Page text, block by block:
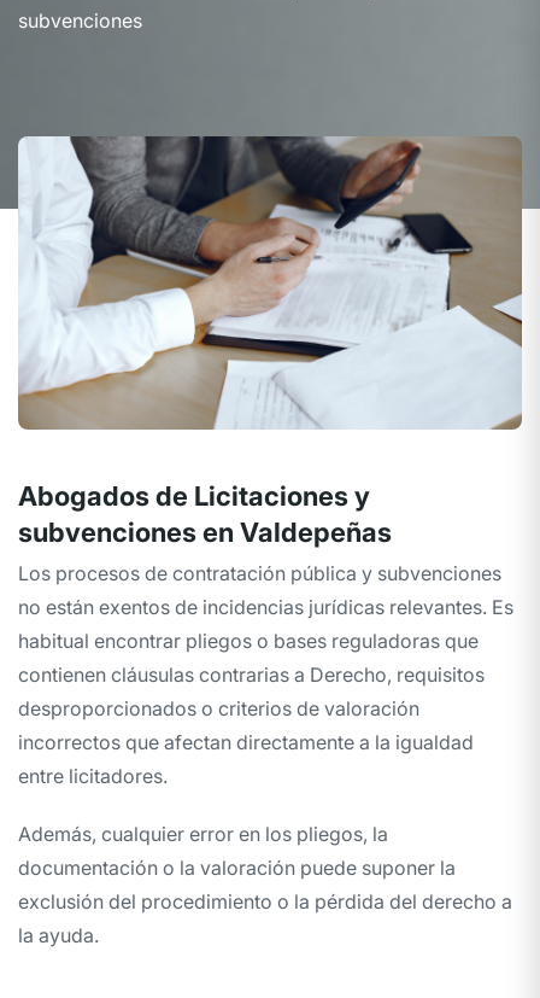
subvenciones
Abogados de Licitaciones y
subvenciones en Valdepeñas
Los procesos de contratación pública y subvenciones
no están exentos de incidencias jurídicas relevantes. Es
habitual encontrar pliegos o bases reguladoras que
contienen cláusulas contrarias a Derecho, requisitos
desproporcionados o criterios de valoración
incorrectos que afectan directamente a la igualdad
entre licitadores.
Además, cualquier error en los pliegos, la
documentación o la valoración puede suponer la
exclusión del procedimiento o la pérdida del derecho a
la ayuda.